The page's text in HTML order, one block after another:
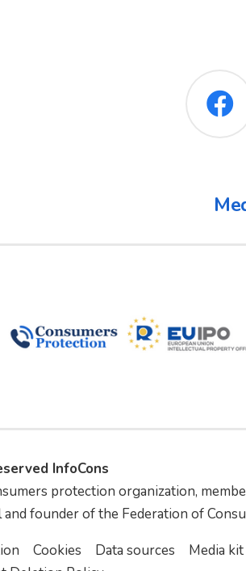
InfoCons
protection organization,
founder of the Federation of
Cookies Data sources Media kit